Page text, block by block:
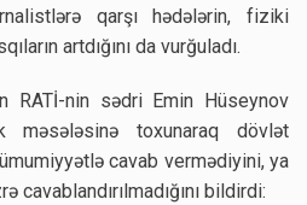
qarşı hədələrin, fiziki
artdığını da vurğuladı.
RATİ-nin sədri Emin Hüseynov
məsələsinə toxunaraq dövlət
cavab vermədiyini, ya
cavablandırılmadığını bildirdi: